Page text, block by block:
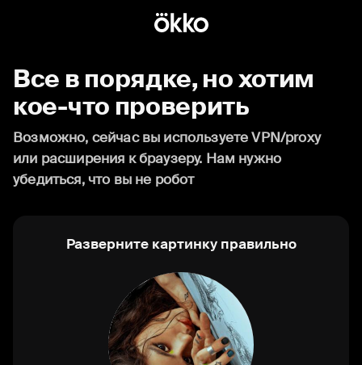
Все в порядке, но хотим
кое-что проверить
Возможно, сейчас вы используете VPN/proxy
или расширения к браузеру. Нам нужно
убедиться, что вы не робот
Разверните картинку правильно